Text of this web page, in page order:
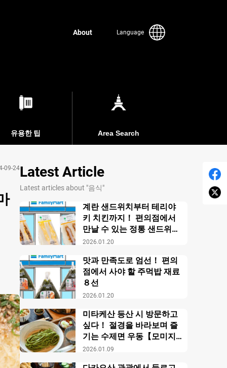
About Language
유용한 팁 Area Search
09-24Latest Article
Latest articles about "음식"
2026.01.20
계란 샌드위치부터 테리야
키 치킨까지！ 편의점에서
만날 수 있는 정통 샌드위치
【패밀리마트】
2026.01.20
맛과 만족도로 엄선！ 편의
점에서 사야 할 주먹밥 재료
８선
2026.01.09
미타케산 등산 시 방문하고
싶다！ 절경을 바라보며 즐
기는 수제면 우동【모미지
야】